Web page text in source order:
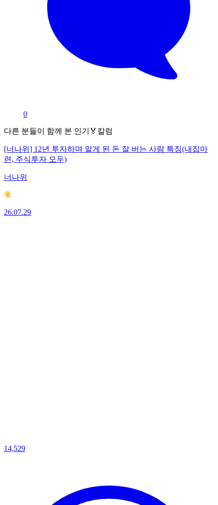
0
다른 분들이 함께 본 인기🏅칼럼
[너나위] 12년 투자하며 알게 된 돈 잘 버는 사람 특징(내집마
련, 주식투자 모두)
너나위
26.07.29
14,529